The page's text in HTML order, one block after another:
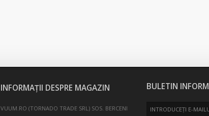
INFORMAȚII DESPRE MAGAZIN
VUUM.RO (TORNADO TRADE SRL) SOS. BERCENI
BULETIN